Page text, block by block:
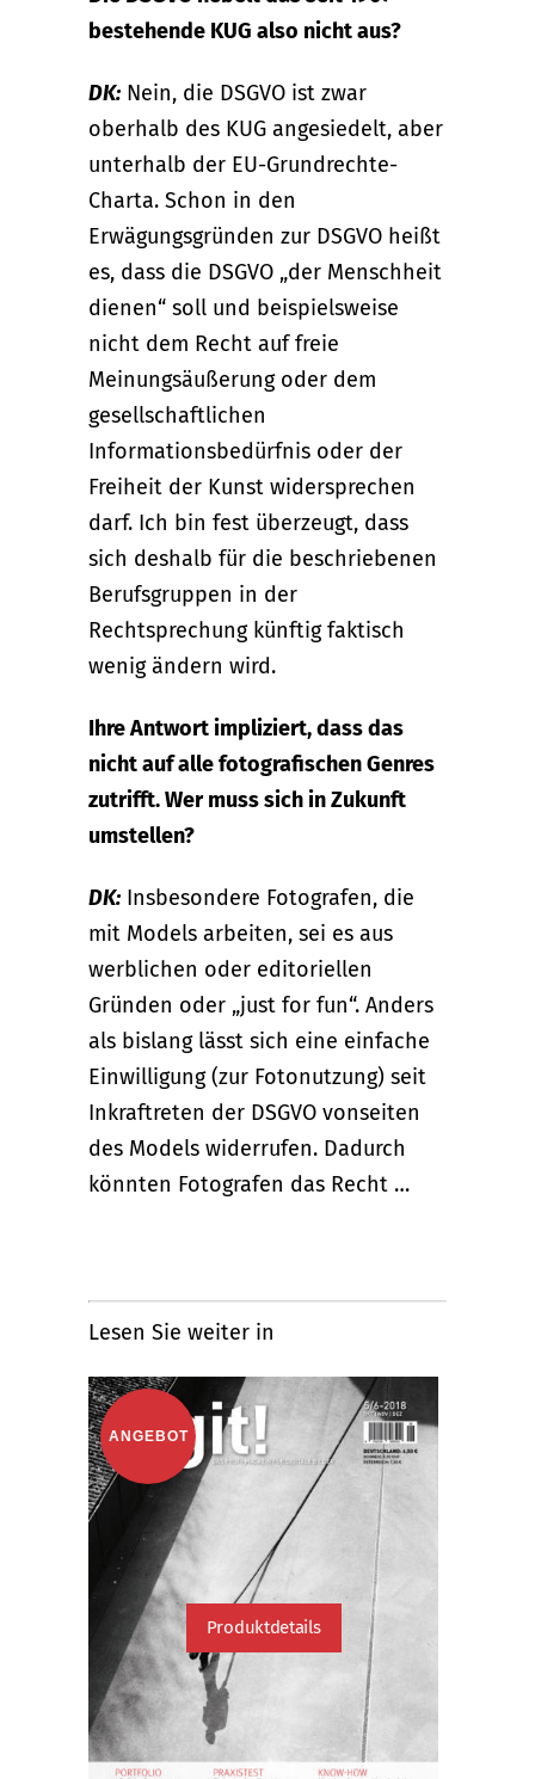
bestehende KUG also nicht aus?
DK: Nein, die DSGVO ist zwar
oberhalb des KUG angesiedelt, aber
unterhalb der EU-Grundrechte-
Charta. Schon in den
Erwägungsgründen zur DSGVO heißt
es, dass die DSGVO „der Menschheit
dienen“ soll und beispielsweise
nicht dem Recht auf freie
Meinungsäußerung oder dem
gesellschaftlichen
Informationsbedürfnis oder der
Freiheit der Kunst widersprechen
darf. Ich bin fest überzeugt, dass
sich deshalb für die beschriebenen
Berufsgruppen in der
Rechtsprechung künftig faktisch
wenig ändern wird.
Ihre Antwort impliziert, dass das
nicht auf alle fotografischen Genres
zutrifft. Wer muss sich in Zukunft
umstellen?
DK: Insbesondere Fotografen, die
mit Models arbeiten, sei es aus
werblichen oder editoriellen
Gründen oder „just for fun“. Anders
als bislang lässt sich eine einfache
Einwilligung (zur Fotonutzung) seit
Inkraftreten der DSGVO vonseiten
des Models widerrufen. Dadurch
könnten Fotografen das Recht …
Lesen Sie weiter in
Produktdetails
ANGEBOT